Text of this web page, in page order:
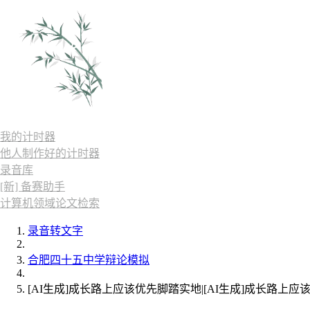
我的计时器
他人制作好的计时器
录音库
[新] 备赛助手
计算机领域论文检索
录音转文字
合肥四十五中学辩论模拟
[AI生成]成长路上应该优先脚踏实地|[AI生成]成长路上应